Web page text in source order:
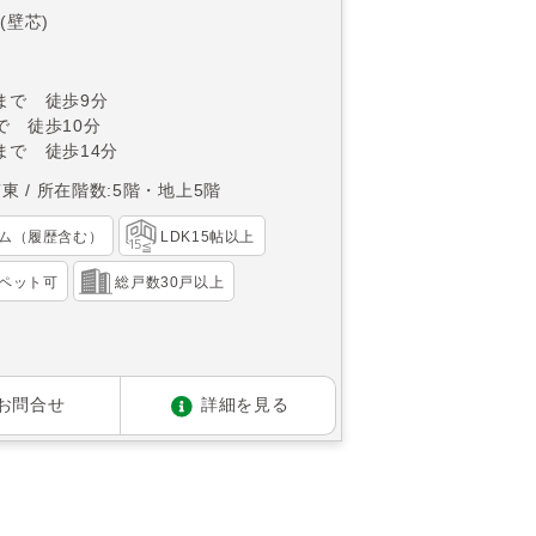
壁芯)
で 徒歩9分
徒歩10分
で 徒歩14分
所在階数:5階・地上5階
（履歴含む） LDK15帖以上
ット可 総戸数30戸以上
問合せ 詳細を見る